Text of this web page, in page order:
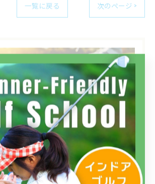
一覧に戻る 次のページ >
カテゴリー Categories
全てのカテゴリー